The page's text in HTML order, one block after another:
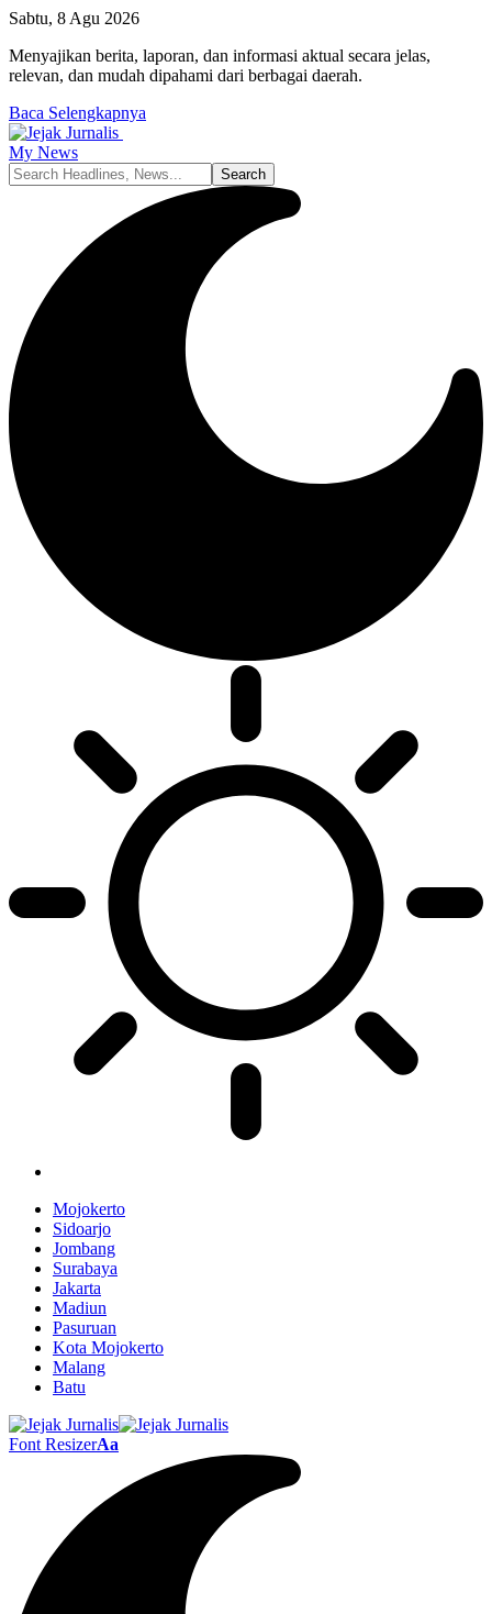
Sabtu, 8 Agu 2026
Menyajikan berita, laporan, dan informasi aktual secara jelas,
relevan, dan mudah dipahami dari berbagai daerah.
Baca Selengkapnya
My News
Mojokerto
Sidoarjo
Jombang
Surabaya
Jakarta
Madiun
Pasuruan
Kota Mojokerto
Malang
Batu
Font ResizerAa